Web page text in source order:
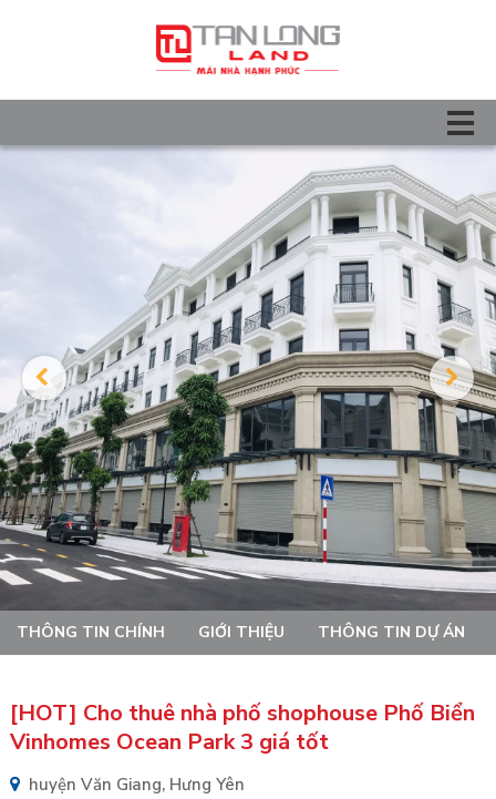
THÔNG TIN CHÍNH GIỚI THIỆU THÔNG TIN DỰ ÁN
[HOT] Cho thuê nhà phố shophouse Phố Biển
Vinhomes Ocean Park 3 giá tốt
huyện Văn Giang, Hưng Yên